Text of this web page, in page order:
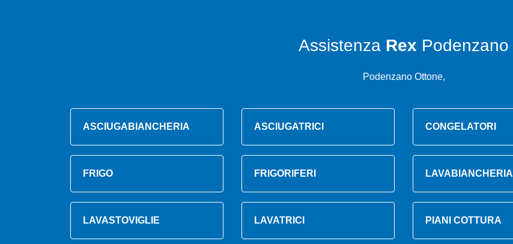
Assistenza Rex Podenzano
Podenzano Ottone,
ASCIUGABIANCHERIA ASCIUGATRICI CONGELATORI
FRIGO FRIGORIFERI LAVABIANCHERIA
LAVASTOVIGLIE LAVATRICI PIANI COTTURA